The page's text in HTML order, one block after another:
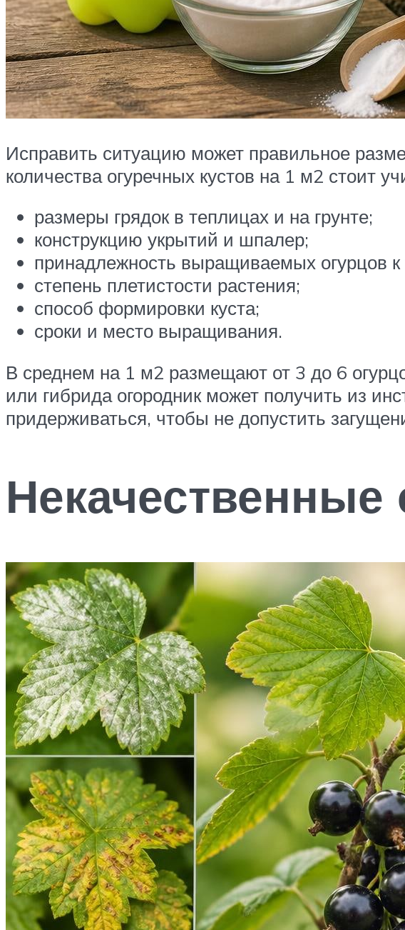
Исправить ситуацию может правильное
количества огуречных кустов на 1 м2 стоит
размеры грядок в теплицах и на грунте;
конструкцию укрытий и шпалер;
принадлежность выращиваемых огурцов к
степень плетистости растения;
способ формировки куста;
сроки и место выращивания.
В среднем на 1 м2 размещают от 3 до 6
или гибрида огородник может получить из
придерживаться, чтобы не допустить
Некачественные